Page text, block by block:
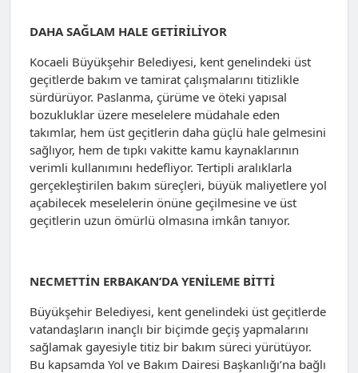
DAHA SAĞLAM HALE GETİRİLİYOR
Kocaeli Büyükşehir Belediyesi, kent genelindeki üst
geçitlerde bakım ve tamirat çalışmalarını titizlikle
sürdürüyor. Paslanma, çürüme ve öteki yapısal
bozukluklar üzere meselelere müdahale eden
takımlar, hem üst geçitlerin daha güçlü hale gelmesini
sağlıyor, hem de tıpkı vakitte kamu kaynaklarının
verimli kullanımını hedefliyor. Tertipli aralıklarla
gerçekleştirilen bakım süreçleri, büyük maliyetlere yol
açabilecek meselelerin önüne geçilmesine ve üst
geçitlerin uzun ömürlü olmasına imkân tanıyor.
NECMETTİN ERBAKAN’DA YENİLEME BİTTİ
Büyükşehir Belediyesi, kent genelindeki üst geçitlerde
vatandaşların inançlı bir biçimde geçiş yapmalarını
sağlamak gayesiyle titiz bir bakım süreci yürütüyor.
Bu kapsamda Yol ve Bakım Dairesi Başkanlığı’na bağlı